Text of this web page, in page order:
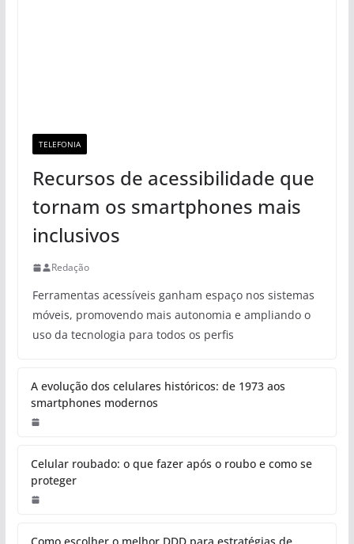
TELEFONIA
Recursos de acessibilidade que
tornam os smartphones mais
inclusivos
Redação
Ferramentas acessíveis ganham espaço nos sistemas
móveis, promovendo mais autonomia e ampliando o
uso da tecnologia para todos os perfis
A evolução dos celulares históricos: de 1973 aos
smartphones modernos
Celular roubado: o que fazer após o roubo e como se
proteger